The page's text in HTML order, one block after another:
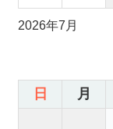
2026年7月
日 月